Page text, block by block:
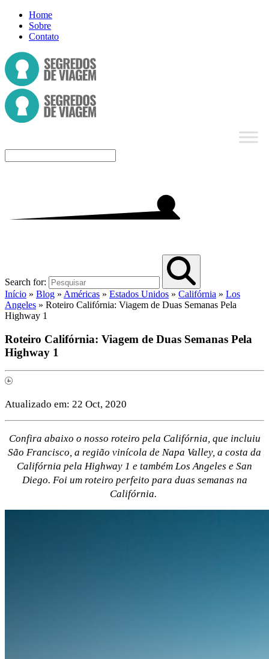
Home
Sobre
Contato
Search for:
Início » Blog » Américas » Estados Unidos » Califórnia » Los
Angeles » Roteiro Califórnia: Viagem de Duas Semanas Pela
Highway 1
Roteiro Califórnia: Viagem de Duas Semanas Pela
Highway 1
Atualizado em: 22 Oct, 2020
Confira abaixo o nosso roteiro pela Califórnia, que incluiu
São Francisco, a região vinícola de Napa Valley, a costa da
Califórnia pela Highway 1 e também Los Angeles e San
Diego. Foi um roteiro perfeito para duas semanas na
Califórnia.